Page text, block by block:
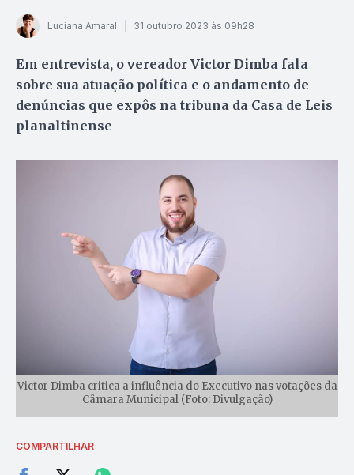
Luciana Amaral 31 outubro 2023 às 09h28
Em entrevista, o vereador Victor Dimba fala
sobre sua atuação política e o andamento de
denúncias que expôs na tribuna da Casa de Leis
planaltinense
Victor Dimba critica a influência do Executivo nas votações da
Câmara Municipal (Foto: Divulgação)
COMPARTILHAR